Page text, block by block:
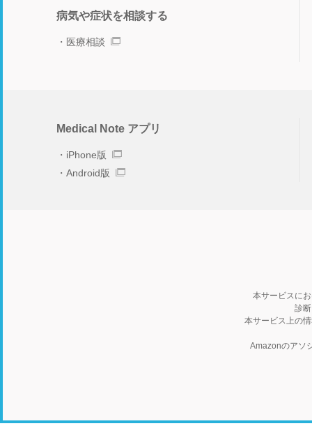
病気や症状を相談する
医療相談
Medical Note アプリ
iPhone版
Android版
本サービスに
診
本サービス上の
Amazonのアソ